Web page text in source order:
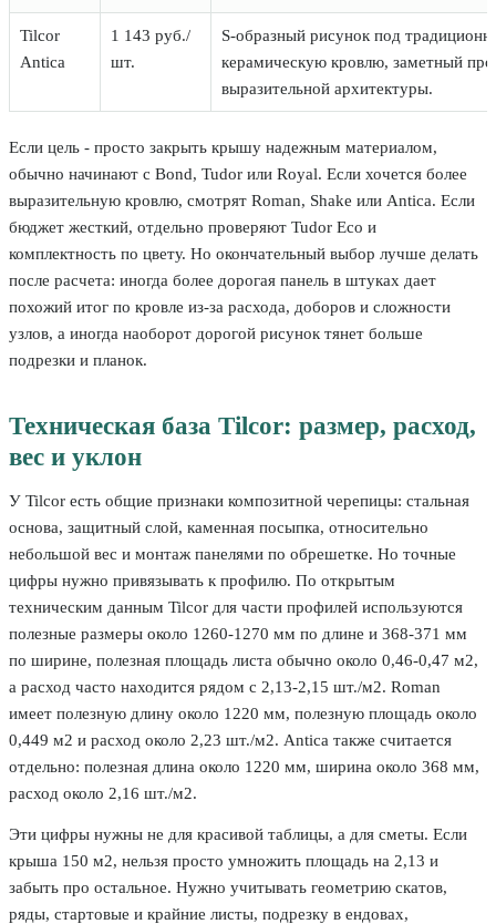
Tilcor
Antica
1 143 руб./
шт.
S-образный рисунок под
керамическую кровлю, заметный
выразительной архитектуры.
Если цель - просто закрыть крышу надежным материалом,
обычно начинают с Bond, Tudor или Royal. Если хочется более
выразительную кровлю, смотрят Roman, Shake или Antica. Если
бюджет жесткий, отдельно проверяют Tudor Eco и
комплектность по цвету. Но окончательный выбор лучше делать
после расчета: иногда более дорогая панель в штуках дает
похожий итог по кровле из-за расхода, доборов и сложности
узлов, а иногда наоборот дорогой рисунок тянет больше
подрезки и планок.
Техническая база Tilcor: размер, расход,
вес и уклон
У Tilcor есть общие признаки композитной черепицы: стальная
основа, защитный слой, каменная посыпка, относительно
небольшой вес и монтаж панелями по обрешетке. Но точные
цифры нужно привязывать к профилю. По открытым
техническим данным Tilcor для части профилей используются
полезные размеры около 1260-1270 мм по длине и 368-371 мм
по ширине, полезная площадь листа обычно около 0,46-0,47 м2,
а расход часто находится рядом с 2,13-2,15 шт./м2. Roman
имеет полезную длину около 1220 мм, полезную площадь около
0,449 м2 и расход около 2,23 шт./м2. Antica также считается
отдельно: полезная длина около 1220 мм, ширина около 368 мм,
расход около 2,16 шт./м2.
Эти цифры нужны не для красивой таблицы, а для сметы. Если
крыша 150 м2, нельзя просто умножить площадь на 2,13 и
забыть про остальное. Нужно учитывать геометрию скатов,
ряды, стартовые и крайние листы, подрезку в ендовах,